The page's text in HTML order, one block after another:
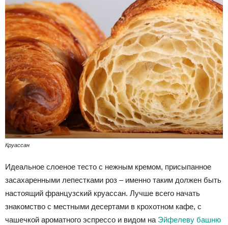
Круассан
Идеальное слоеное тесто с нежным кремом, присыпанное
засахаренными лепестками роз – именно таким должен быть
настоящий французский круассан. Лучше всего начать
знакомство с местными десертами в крохотном кафе, с
чашечкой ароматного эспрессо и видом на Эйфелеву башню